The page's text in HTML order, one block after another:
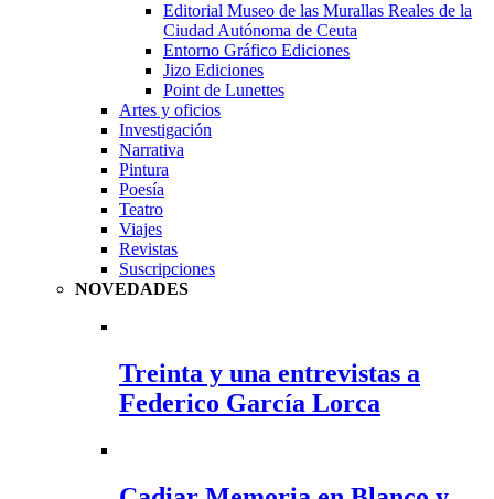
Editorial Museo de las Murallas Reales de la
Ciudad Autónoma de Ceuta
Entorno Gráfico Ediciones
Jizo Ediciones
Point de Lunettes
Artes y oficios
Investigación
Narrativa
Pintura
Poesía
Teatro
Viajes
Revistas
Suscripciones
NOVEDADES
Treinta y una entrevistas a
Federico García Lorca